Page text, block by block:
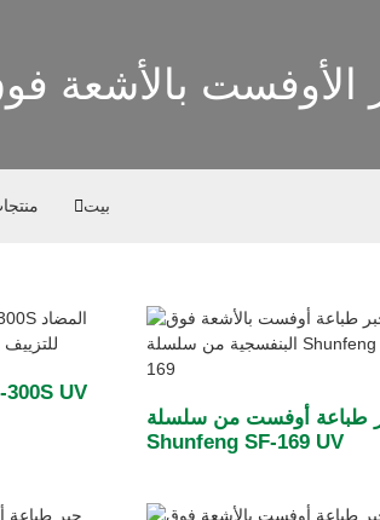
الأوفست بالأشعة
بيت
طباعة أوفست من سلسلة
Shunfeng SF-169 UV